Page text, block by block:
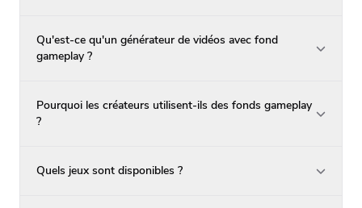
Qu'est-ce qu'un générateur de vidéos avec fond
gameplay ?
Pourquoi les créateurs utilisent-ils des fonds gameplay
?
Quels jeux sont disponibles ?